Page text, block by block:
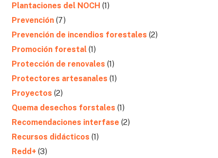
Plantaciones del NOCH (1)
Prevención (7)
Prevención de incendios forestales (2)
Promoción forestal (1)
Protección de renovales (1)
Protectores artesanales (1)
Proyectos (2)
Quema desechos forstales (1)
Recomendaciones interfase (2)
Recursos didácticos (1)
Redd+ (3)